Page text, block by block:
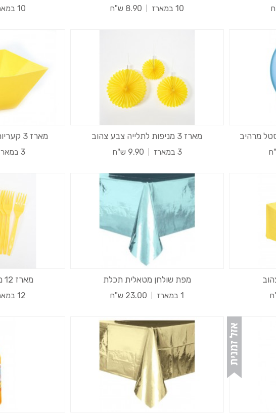
10 במארז 8.90 ש"ח 10 במארז
מרהיב מארז 3 מניפות לתלייה צבע צהוב
3 במארז 9.90 ש"ח
מארז 3 קעריות לחטיפים צבע צהוב
3 במארז
מפת שולחן מטאלית תכלת
1 במארז 23.00 ש"ח
מארז 12 מזלגות צבע צהוב
12 במארז